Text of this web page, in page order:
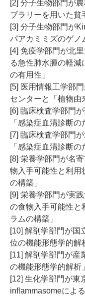
[2] 分子生物部門が
ブラリーを用いた貧
[3] 分子生物部門が
パアカミミズのゲノ
[4] 免疫学部門が北
る急性肺水腫の軽
の有用性」
[5] 医用情報工学部
センターと「植物由
[6] 臨床検査学部門
「感染症血清診断
[7] 臨床検査学部門
「感染症血清診断
[8] 栄養学部門が名
物入手可能性と利用
の構築」
[9] 栄養学部門が実
の食物入手可能性と
ラムの構築」
[10] 解剖学部門が国
位の機能形態学的解
[11] 解剖学部門が産
の機能形態学的解析」
[12] 生化学部門が東
inflammasomeによ